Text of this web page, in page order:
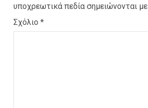
υποχρεωτικά πεδία σημειώνονται με
Σχόλιο *